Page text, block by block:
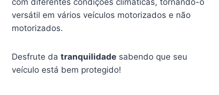
versátil em vários veículos motorizados e não
motorizados.
Desfrute da tranquilidade sabendo que seu
veículo está bem protegido!